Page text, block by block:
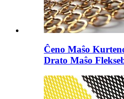
Ĉeno Maŝo
Drato Maŝo